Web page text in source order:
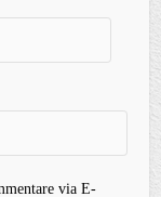
via E-